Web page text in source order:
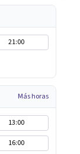
21:00
Más horas
13:00
16:00